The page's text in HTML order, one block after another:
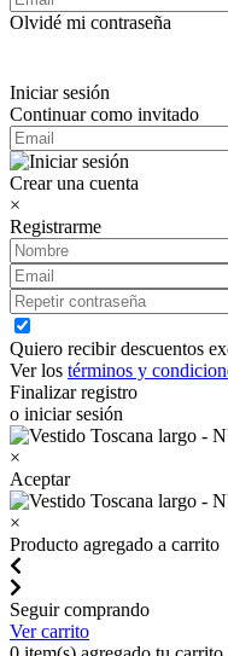
Olvidé mi contraseña
Iniciar sesión
Continuar como invitado
Crear una cuenta
×
Registrarme
Quiero recibir descuentos
Ver los términos y
Finalizar registro
o iniciar sesión
×
Aceptar
×
Producto agregado a carrito
Seguir comprando
Ver carrito